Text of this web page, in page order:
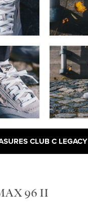
CLUB C LEGACY
96 II